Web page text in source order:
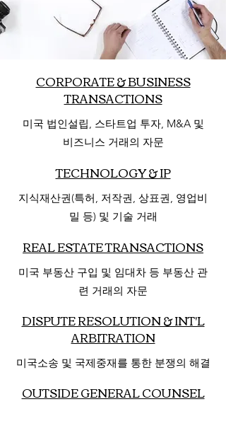
CORPORATE & BUSINESS
TRANSACTIONS
미국 법인설립, 스타트업 투자, M&A 및
비즈니스 거래의 자문
TECHNOLOGY & IP
지식재산권(특허, 저작권, 상표권, 영업비
밀 등) 및 기술 거래
REAL ESTATE TRANSACTIONS
미국 부동산 구입 및 임대차 등 부동산 관
련 거래의 자문
DISPUTE RESOLUTION & INT'L
ARBITRATION
미국소송 및 국제중재를 통한 분쟁의 해결
OUTSIDE GENERAL COUNSEL